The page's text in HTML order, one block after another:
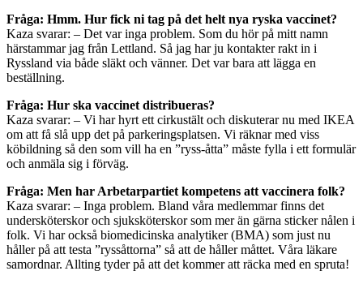
Fråga: Hmm. Hur fick ni tag på det helt nya ryska vaccinet?
Kaza svarar: – Det var inga problem. Som du hör på mitt namn
härstammar jag från Lettland. Så jag har ju kontakter rakt in i
Ryssland via både släkt och vänner. Det var bara att lägga en
beställning.
Fråga: Hur ska vaccinet distribueras?
Kaza svarar: – Vi har hyrt ett cirkustält och diskuterar nu med IKEA
om att få slå upp det på parkeringsplatsen. Vi räknar med viss
köbildning så den som vill ha en ”ryss-åtta” måste fylla i ett formulär
och anmäla sig i förväg.
Fråga: Men har Arbetarpartiet kompetens att vaccinera folk?
Kaza svarar: – Inga problem. Bland våra medlemmar finns det
undersköterskor och sjuksköterskor som mer än gärna sticker nålen i
folk. Vi har också biomedicinska analytiker (BMA) som just nu
håller på att testa ”ryssåttorna” så att de håller måttet. Våra läkare
samordnar. Allting tyder på att det kommer att räcka med en spruta!